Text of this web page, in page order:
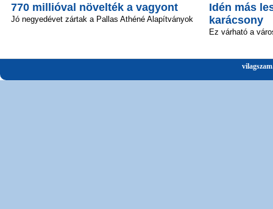
770 millióval növelték a vagyont
Jó negyedévet zártak a Pallas Athéné Alapítványok
Idén más
karácsony
Ez várható a